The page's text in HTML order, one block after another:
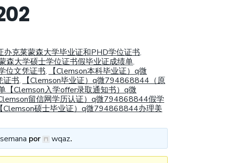
克莱蒙森大学毕业证和PHD学位证书,
森大学硕士学位证书假毕业证成绩单,
位文凭证书,
【Clemson本科毕业证）q微
证书,
【Clemson毕业证）q微794868844（原
【Clemson入学offer录取通知书）q微
Clemson留信网学历认证）q微794868844假学
【Clemson硕士毕业证）q微794868844办理美
por wqaz.